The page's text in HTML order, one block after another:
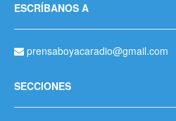
ESCRÍBANOS A
prensaboyacaradio@gmail.com
SECCIONES